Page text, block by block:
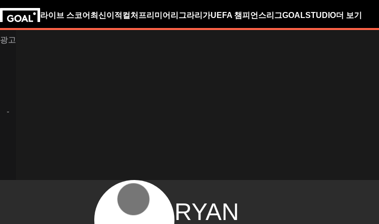
라이브 스코어 최신이적 컬처 프리미어리그라리가UEFA 챔피언스리그GOALSTUDIO더 보기
RYAN